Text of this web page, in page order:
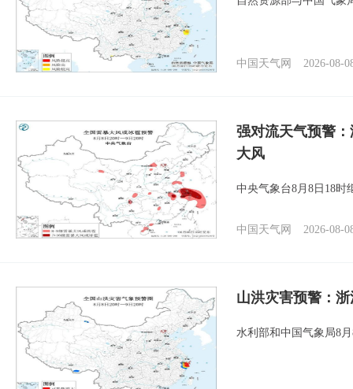
中国天气网 2026-08-
强对流天气预警
大风
中央气象台8月8日18时
中国天气网 2026-08-
山洪灾害预警：
水利部和中国气象局8